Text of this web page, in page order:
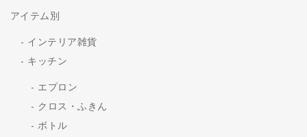
アイテム別
インテリア雑貨
キッチン
エプロン
クロス・ふきん
ボトル